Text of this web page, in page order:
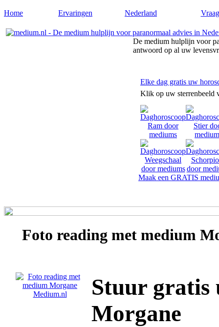
Home Ervaringen Nederland
De medium hulplijn voor
antwoord op al uw
Elke dag gratis uw
Klik op uw sterrenbeeld
Maak een GRATIS
Foto reading met medium
Stuur gratis
Morgane